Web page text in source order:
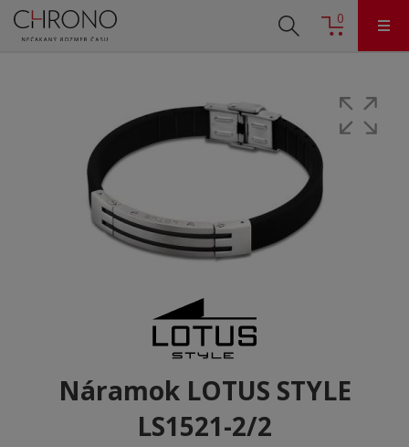
0
Náramok LOTUS STYLE
LS1521-2/2